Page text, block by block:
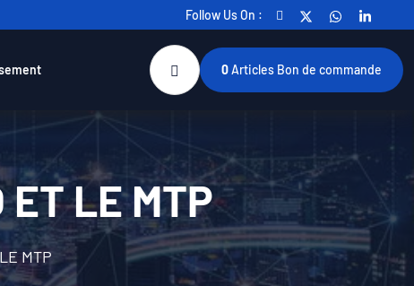
Follow Us On :
0Articles Bon de commande
ET LE MTP
MTP